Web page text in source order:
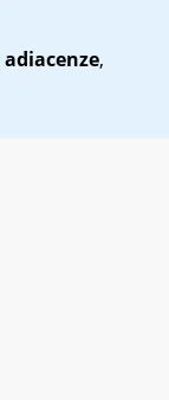
adiacenze,